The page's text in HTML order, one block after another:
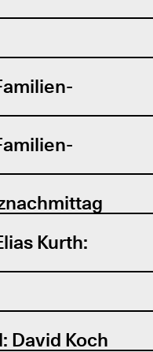
Kurth:
David Koch